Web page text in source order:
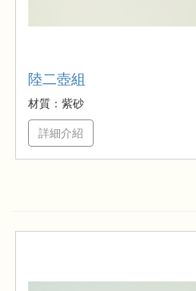
陸二壺組
材質：紫砂
詳細介紹